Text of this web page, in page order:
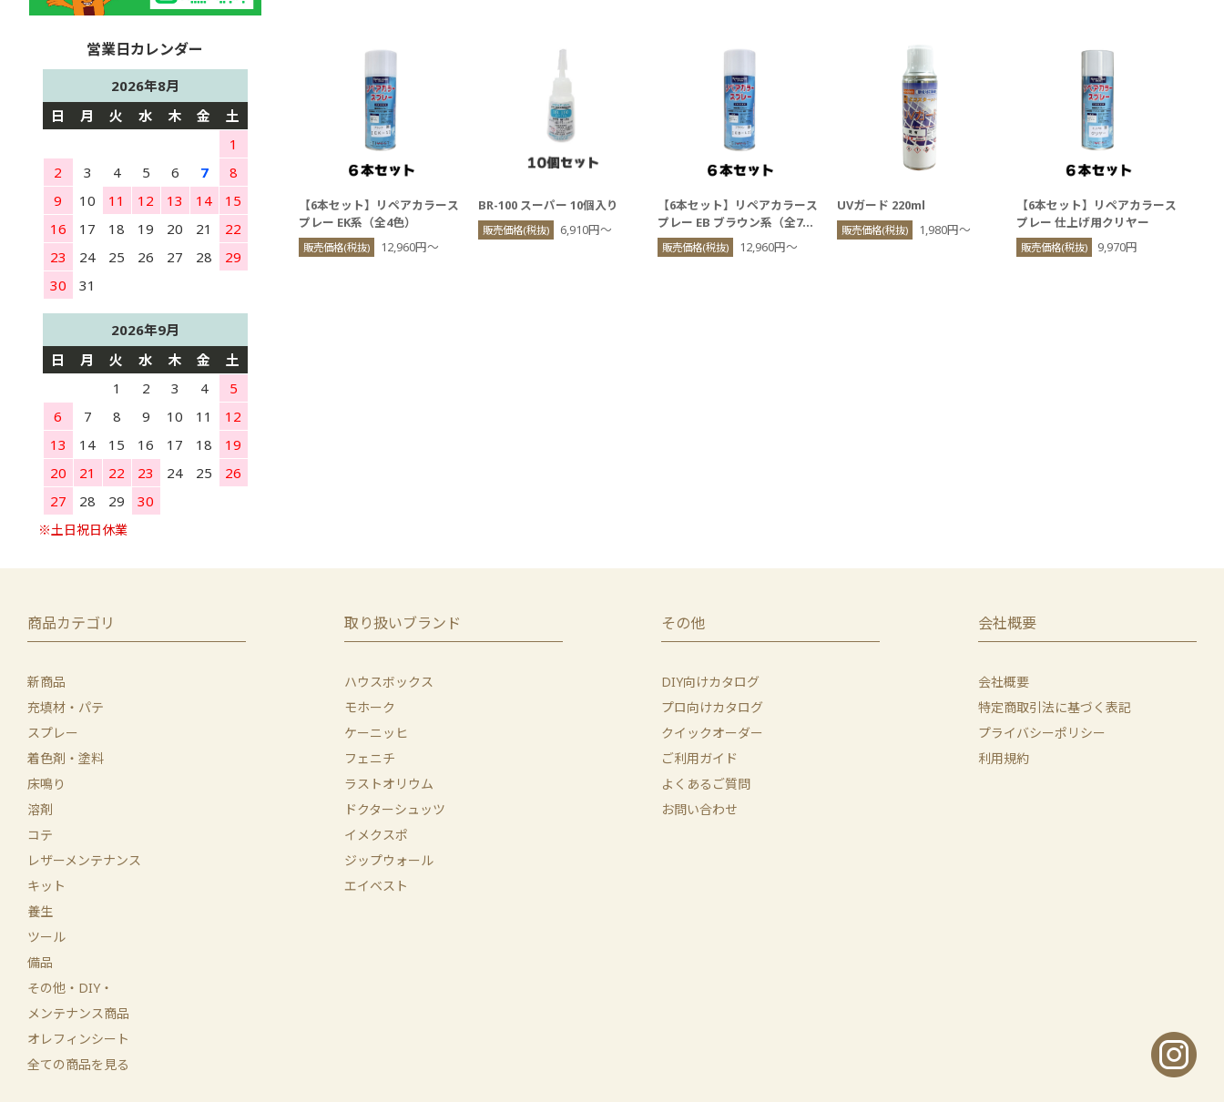
【6本セット】リペアカラース
プレー EK系（全4色）
販売価格(税抜) 12,960円〜
BR-100 スーパー 10個入り
販売価格(税抜) 6,910円〜
【6本セット】リペアカラース
プレー EB ブラウン系（全7
色）
販売価格(税抜) 12,960円〜
UVガード 220ml
販売価格(税抜) 1,980円〜
【6本セット】リペアカラース
プレー 仕上げ用クリヤー
販売価格(税抜) 9,970円
2026年8月
日
月 火 水 木 金
土
1
2
3 4 5 6 7
8
9
10 11 12 13 14
15
16
17 18 19 20 21
22
23
24 25 26 27 28
29
30
31
2026年9月
日
月 火 水 木 金
土
1
2 3 4
5
6
7 8 9 10 11
12
13
14 15 16 17 18
19
20
21 22 23 24 25
26
27
28 29 30
商品カテゴリ
新商品
充填材・パテ
スプレー
着色剤・塗料
床鳴り
溶剤
コテ
レザーメンテナンス
キット
養生
ツール
備品
その他・DIY・
メンテナンス商品
オレフィンシート
全ての商品を見る
取り扱いブランド
ハウスボックス
モホーク
ケーニッヒ
フェニチ
ラストオリウム
ドクターシュッツ
イメクスポ
ジップウォール
エイベスト
その他
DIY向けカタログ
プロ向けカタログ
クイックオーダー
ご利用ガイド
よくあるご質問
お問い合わせ
会社概要
会社概要
特定商取引法に基づく表記
プライバシーポリシー
利用規約